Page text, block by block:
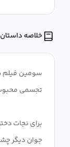
خلاصه داستان
سومین فیلم
برای نجات